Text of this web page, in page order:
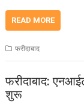
READ MORE
फरीदाबाद
फरीदाबाद:
शुरू